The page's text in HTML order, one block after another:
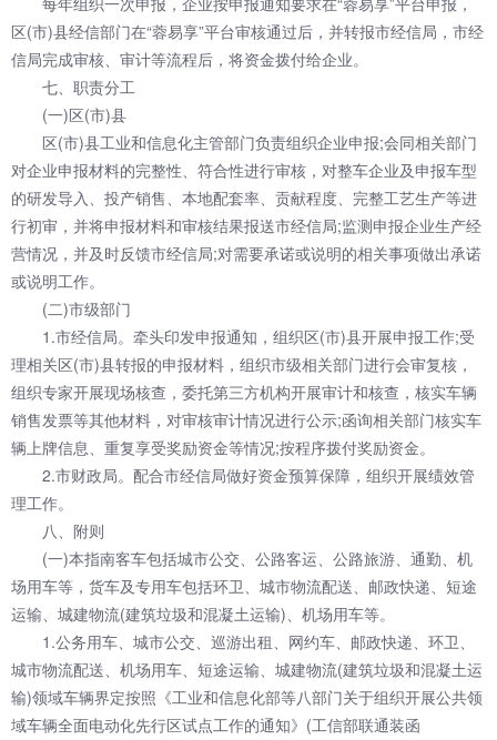
区(市)县经信部门在“蓉易享”平台审核通过后，并转报市经信局，市经
信局完成审核、审计等流程后，将资金拨付给企业。
七、职责分工
(一)区(市)县
区(市)县工业和信息化主管部门负责组织企业申报;会同相关部门
对企业申报材料的完整性、符合性进行审核，对整车企业及申报车型
的研发导入、投产销售、本地配套率、贡献程度、完整工艺生产等进
行初审，并将申报材料和审核结果报送市经信局;监测申报企业生产经
营情况，并及时反馈市经信局;对需要承诺或说明的相关事项做出承诺
或说明工作。
(二)市级部门
1.市经信局。牵头印发申报通知，组织区(市)县开展申报工作;受
理相关区(市)县转报的申报材料，组织市级相关部门进行会审复核，
组织专家开展现场核查，委托第三方机构开展审计和核查，核实车辆
销售发票等其他材料，对审核审计情况进行公示;函询相关部门核实车
辆上牌信息、重复享受奖励资金等情况;按程序拨付奖励资金。
2.市财政局。配合市经信局做好资金预算保障，组织开展绩效管
理工作。
八、附则
(一)本指南客车包括城市公交、公路客运、公路旅游、通勤、机
场用车等，货车及专用车包括环卫、城市物流配送、邮政快递、短途
运输、城建物流(建筑垃圾和混凝土运输)、机场用车等。
1.公务用车、城市公交、巡游出租、网约车、邮政快递、环卫、
城市物流配送、机场用车、短途运输、城建物流(建筑垃圾和混凝土运
输)领域车辆界定按照《工业和信息化部等八部门关于组织开展公共领
域车辆全面电动化先行区试点工作的通知》(工信部联通装函